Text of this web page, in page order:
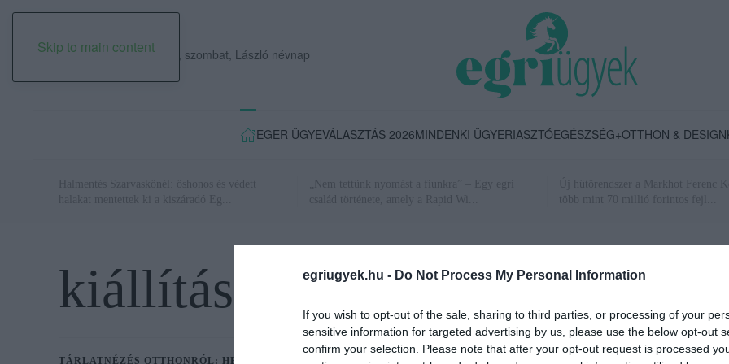
egriugyek.hu - Do Not Process My Personal Information
If you wish to opt-out of the sale, sharing to third parties, or processing of your
sensitive information for targeted advertising by us, please use the below opt-out
confirm your selection. Please note that after your opt-out request is processed
Skip to main content
2026. augusztus 08., szombat, László névnap
EGER ÜGYEVÁLASZTÁS 2026MINDENKI ÜGYERIASZTÓEGÉSZSÉG+OTTHON & DESIGN
Halmentés Szarvaskőnél: őshonos és védett
halakat mentettek ki a kiszáradó Eg...
„Nem tettünk nyomást a fiunkra” – Egy egri
család története, amely a Rapid Wi...
Új hűtőrendszer a Markhot Ferenc
több mint 70 millió forintos fejl...
kiállítás
TÁRLATNÉZÉS OTTHONRÓL: HEVES MEGYEI A KORMÁNY 9 MILLIÁRD FORINTOT SZÁN A PETŐFI-